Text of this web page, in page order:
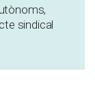
sindical